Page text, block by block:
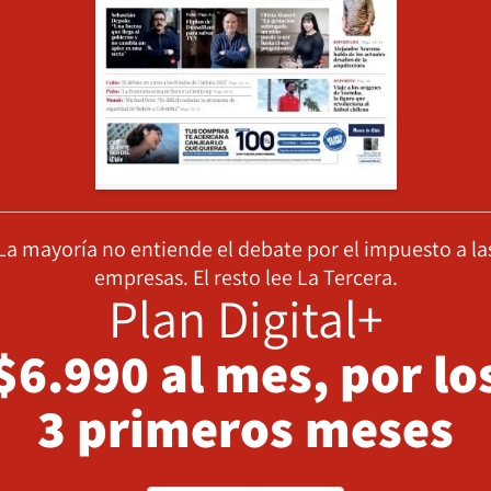
mayoría no entiende el debate por el impuesto a
empresas. El resto lee La Tercera.
Plan Digital+
al mes, por
3 primeros meses